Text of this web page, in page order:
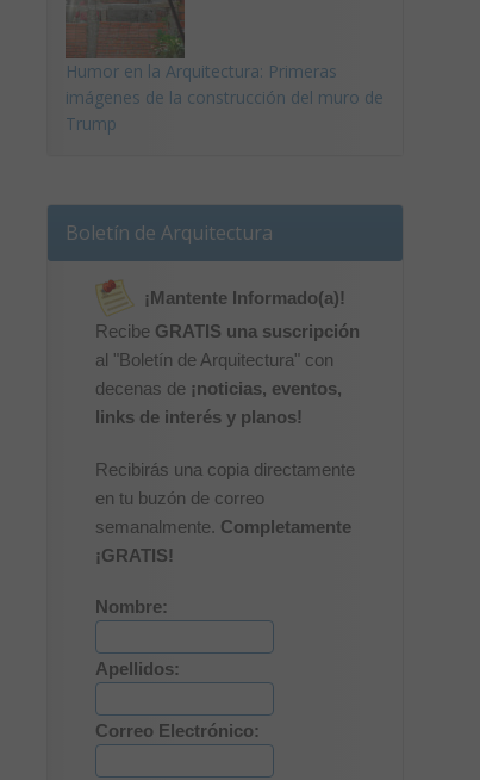
Humor en la Arquitectura: Primeras
imágenes de la construcción del muro de
Trump
Boletín de Arquitectura
¡Mantente Informado(a)!
Recibe GRATIS una suscripción
al "Boletín de Arquitectura" con
decenas de ¡noticias, eventos,
links de interés y planos!
Recibirás una copia directamente
en tu buzón de correo
semanalmente. Completamente
¡GRATIS!
Nombre:
Apellidos:
Correo Electrónico: